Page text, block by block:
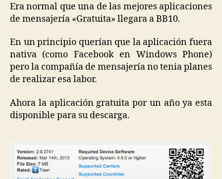
Era normal que una de las mejores aplicaciones
de mensajería «Gratuita» llegara a BB10.
En un principio querían que la aplicación fuera
nativa (como Facebook en Windows Phone)
pero la compañía de mensajería no tenia planes
de realizar esa labor.
Ahora la aplicación gratuita por un año ya esta
disponible para su descarga.